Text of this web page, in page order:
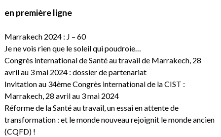
en première ligne
Marrakech 2024 : J – 60
Je ne vois rien que le soleil qui poudroie…
Congrès international de Santé au travail de Marrakech, 28
avril au 3 mai 2024 : dossier de partenariat
Invitation au 34ème Congrès international de la CIST :
Marrakech, 28 avril au 3 mai 2024
Réforme de la Santé au travail, un essai en attente de
transformation : et le monde nouveau rejoignit le monde ancien
(CQFD) !